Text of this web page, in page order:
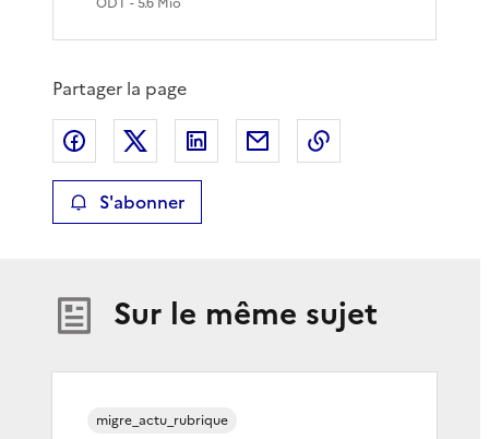
Partager la page
Partager sur Facebook
Partager sur XPartager sur LinkedIn
Partager par email
S'abonner
Sur le même sujet
migre_actu_rubrique